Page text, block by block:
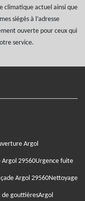
climatique actuel ainsi que
siégés à l’adresse
ouverte pour ceux qui
service.
Argol
Argol 29560Urgence fuite
Argol 29560Nettoyage
de gouttièresArgol